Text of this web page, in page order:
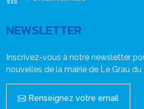
NEWSLETTER
Inscrivez-vous à notre newsletter
nouvelles de la mairie de Le Grau du
Renseignez votre email